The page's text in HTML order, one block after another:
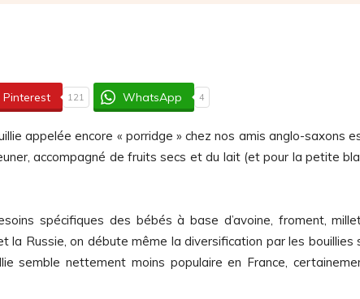
Pinterest 121 WhatsApp 4
appelée encore « porridge » chez nos amis anglo-saxons
accompagné de fruits secs et du lait (et pour la petite
spécifiques des bébés à base d’avoine, froment,
la Russie, on débute même la diversification par les bouillies
semble nettement moins populaire en France,